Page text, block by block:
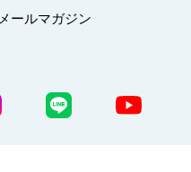
メールマガジン